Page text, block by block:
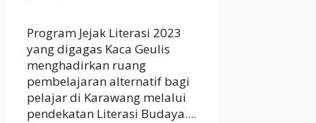
Program Jejak Literasi 2023
yang digagas Kaca Geulis
menghadirkan ruang
pembelajaran alternatif bagi
pelajar di Karawang melalui
pendekatan Literasi Budaya....